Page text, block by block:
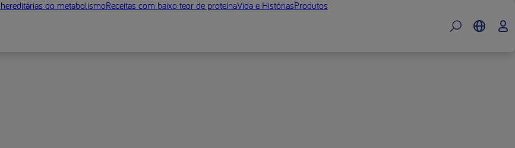
do metabolismoReceitas com baixo teor de proteínaVida e HistóriasProdutos